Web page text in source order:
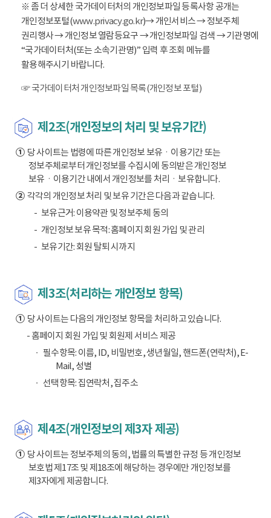
※ 좀 더 상세한 국가데이터처의 개인정보파일 등록사항 공개는
개인정보포털(www.privacy.go.kr)→ 개인서비스 → 정보주체
권리행사 → 개인정보 열람등요구 → 개인정보파일 검색 → 기관명에
“국가데이터처(또는 소속기관명)” 입력 후 조회 메뉴를
활용해주시기 바랍니다.
☞ 국가데이터처 개인정보파일 목록(개인정보 포털)
제2조(개인정보의 처리 및 보유기간)
①당 사이트는 법령에 따른 개인정보 보유ㆍ이용기간 또는
정보주체로부터 개인정보를 수집시에 동의받은 개인정보
보유ㆍ이용기간 내에서 개인정보를 처리ㆍ보유합니다.
②각각의 개인정보 처리 및 보유 기간은 다음과 같습니다.
보유근거: 이용약관 및 정보주체 동의
개인정보 보유 목적: 홈페이지 회원 가입 및 관리
보유기간: 회원 탈퇴 시까지
제3조(처리하는 개인정보 항목)
①당 사이트는 다음의 개인정보 항목을 처리하고 있습니다.
- 홈페이지 회원 가입 및 회원제 서비스 제공
필수항목: 이름, ID, 비밀번호, 생년월일, 핸드폰(연락처), E-
Mail, 성별
선택항목: 집연락처, 집주소
제4조(개인정보의 제3자 제공)
①당 사이트는 정보주체의 동의, 법률의 특별한 규정 등 개인정보
보호법 제17조 및 제18조에 해당하는 경우에만 개인정보를
제3자에게 제공합니다.